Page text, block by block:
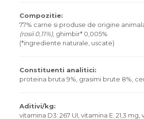
Compozitie:
77% carne si produse de origine
(rosii 0,11%), ghimbir* 0,005%
(*ingrediente naturale, uscate)
Constituenti analitici:
proteina bruta 9%, grasimi brute 8%,
Aditivi/kg:
vitamina D3: 267 UI, vitamina E: 21,3